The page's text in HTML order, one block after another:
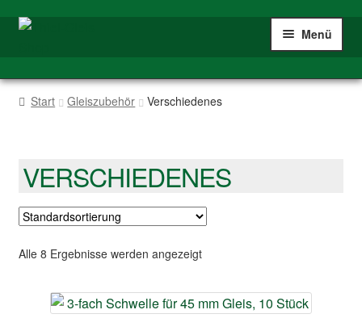
Zur
Zum
Menü
Home
Spur IIm/G
Mein Konto
Start Gleiszubehör Verschiedenes
VERSCHIEDENES
Alle 8 Ergebnisse werden angezeigt